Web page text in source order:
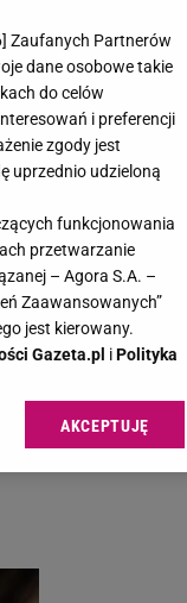
] Zaufanych Partnerów
dane osobowe takie
do celów
i preferencji
zgody jest
uprzednio udzieloną
funkcjonowania
przetwarzanie
– Agora S.A. –
Zaawansowanych”
jest kierowany.
Gazeta.pl iPolityka
sp. z o.o., jej
danych poprzez
AKCEPTUJĘ